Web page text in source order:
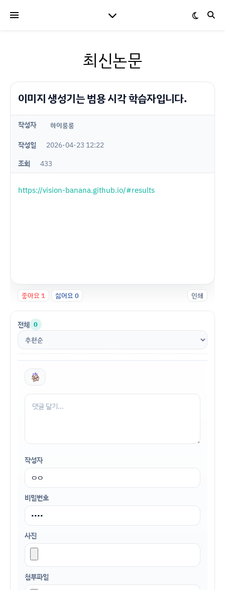
최신논문
이미지 생성기는 범용 시각 학습자입니다.
작성자 하이룽룽
작성일
2026-04-23 12:22
조회
433
https://vision-banana.github.io/#results
좋아요1 싫어요0 인쇄
전체 0
작성자
비밀번호
사진
첨부파일